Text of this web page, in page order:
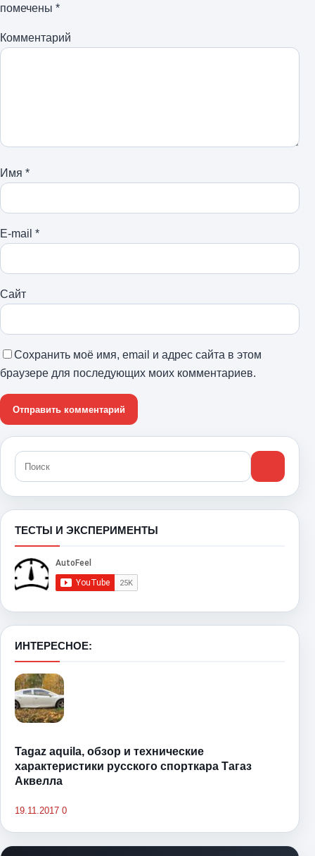
помечены *
Комментарий
Имя *
E-mail *
Сайт
Сохранить моё имя, email и адрес сайта в этом
браузере для последующих моих комментариев.
ТЕСТЫ И ЭКСПЕРИМЕНТЫ
ИНТЕРЕСНОЕ:
Tagaz aquila, обзор и технические
характеристики русского спорткара Тагаз
Аквелла
19.11.2017 0